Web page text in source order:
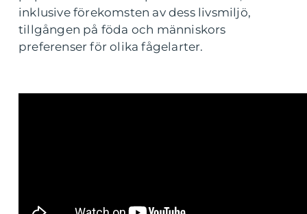
inklusive förekomsten av dess livsmiljö,
tillgången på föda och människors
preferenser för olika fågelarter.